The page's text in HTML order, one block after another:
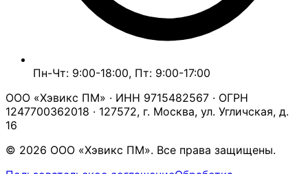
Пн-Чт: 9:00-18:00, Пт: 9:00-17:00
ООО «Хэвикс ПМ» · ИНН 9715482567 · ОГРН
1247700362018 · 127572, г. Москва, ул. Угличская, д.
16
© 2026 ООО «Хэвикс ПМ». Все права защищены.